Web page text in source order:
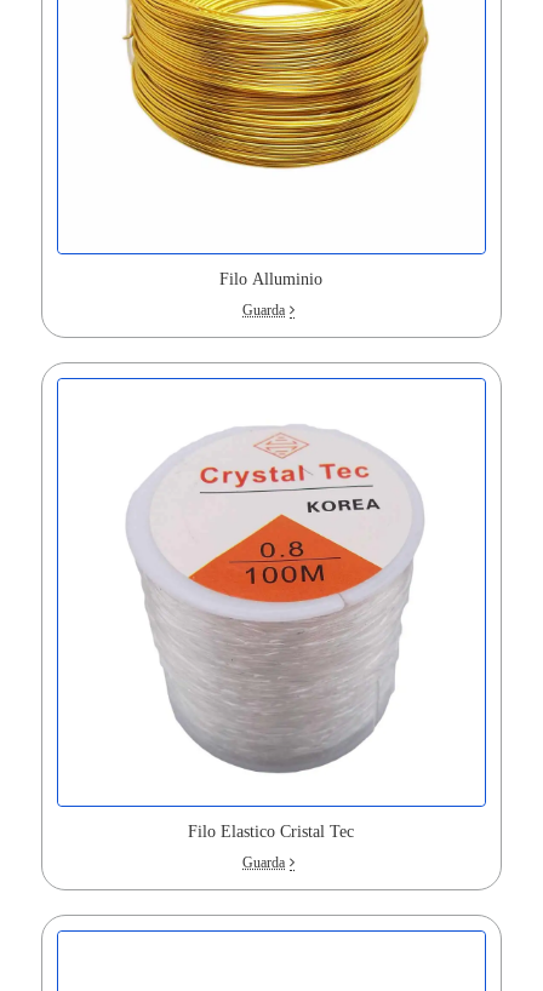
Filo Alluminio
Guarda
Filo Elastico Cristal Tec
Guarda